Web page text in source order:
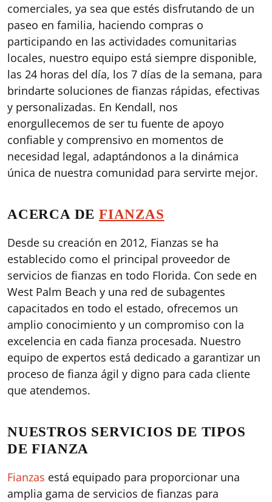
comerciales, ya sea que estés disfrutando de un
paseo en familia, haciendo compras o
participando en las actividades comunitarias
locales, nuestro equipo está siempre disponible,
las 24 horas del día, los 7 días de la semana, para
brindarte soluciones de fianzas rápidas, efectivas
y personalizadas. En Kendall, nos
enorgullecemos de ser tu fuente de apoyo
confiable y comprensivo en momentos de
necesidad legal, adaptándonos a la dinámica
única de nuestra comunidad para servirte mejor.
ACERCA DEFIANZAS
Desde su creación en 2012, Fianzas se ha
establecido como el principal proveedor de
servicios de fianzas en todo Florida. Con sede en
West Palm Beach y una red de subagentes
capacitados en todo el estado, ofrecemos un
amplio conocimiento y un compromiso con la
excelencia en cada fianza procesada. Nuestro
equipo de expertos está dedicado a garantizar un
proceso de fianza ágil y digno para cada cliente
que atendemos.
NUESTROS SERVICIOS DE TIPOS
DE FIANZA
Fianzas está equipado para proporcionar una
amplia gama de servicios de fianzas para